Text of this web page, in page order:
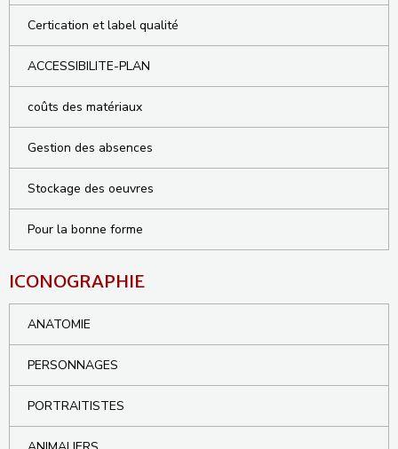
Certication et label qualité
ACCESSIBILITE-PLAN
coûts des matériaux
Gestion des absences
Stockage des oeuvres
Pour la bonne forme
ICONOGRAPHIE
ANATOMIE
PERSONNAGES
PORTRAITISTES